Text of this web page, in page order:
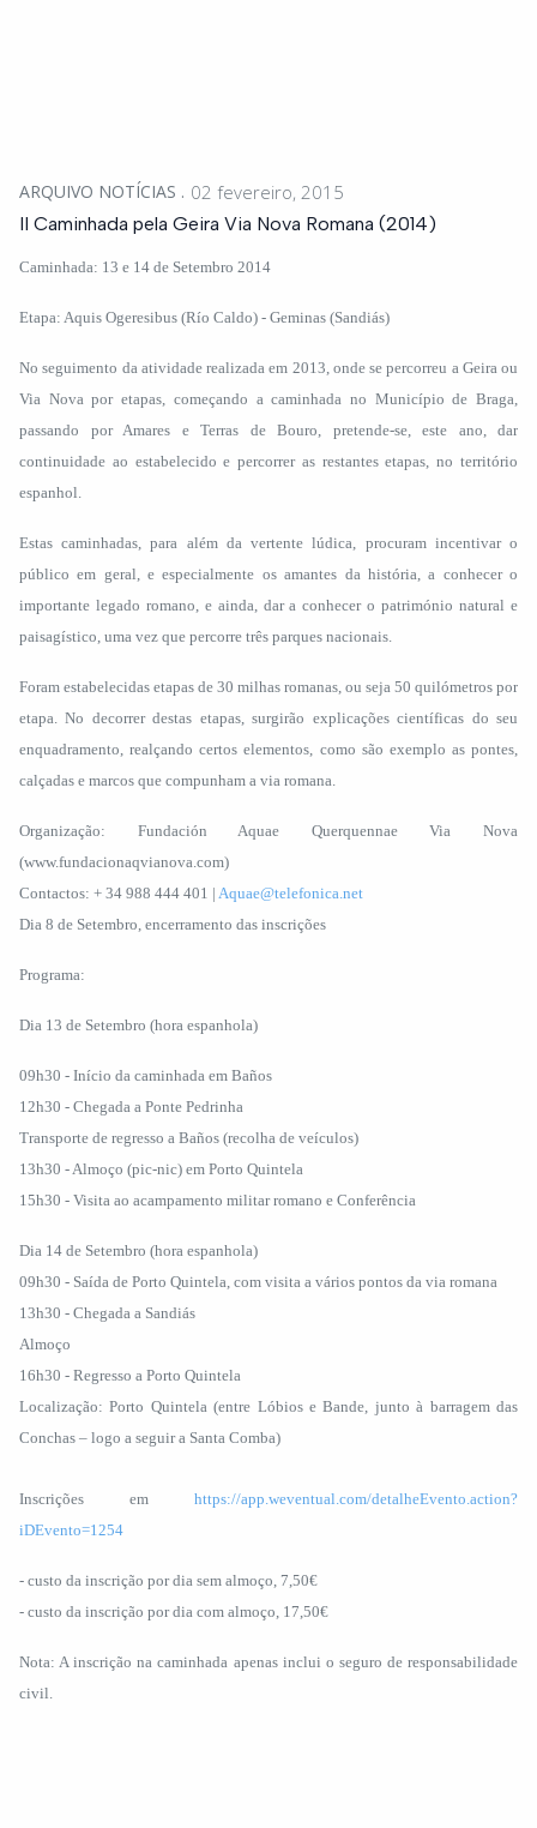
ARQUIVO NOTÍCIAS 02 fevereiro, 2015
II Caminhada pela Geira Via Nova Romana (2014)
Caminhada: 13 e 14 de Setembro 2014
Etapa: Aquis Ogeresibus (Río Caldo) - Geminas (Sandiás)
No seguimento da atividade realizada em 2013, onde se percorreu a Geira ou
Via Nova por etapas, começando a caminhada no Município de Braga,
passando por Amares e Terras de Bouro, pretende-se, este ano, dar
continuidade ao estabelecido e percorrer as restantes etapas, no território
espanhol.
Estas caminhadas, para além da vertente lúdica, procuram incentivar o
público em geral, e especialmente os amantes da história, a conhecer o
importante legado romano, e ainda, dar a conhecer o património natural e
paisagístico, uma vez que percorre três parques nacionais.
Foram estabelecidas etapas de 30 milhas romanas, ou seja 50 quilómetros por
etapa. No decorrer destas etapas, surgirão explicações científicas do seu
enquadramento, realçando certos elementos, como são exemplo as pontes,
calçadas e marcos que compunham a via romana.
Organização: Fundación Aquae Querquennae Via Nova
(www.fundacionaqvianova.com)
Contactos: + 34 988 444 401 | Aquae@telefonica.net
Dia 8 de Setembro, encerramento das inscrições
Programa:
Dia 13 de Setembro (hora espanhola)
09h30 - Início da caminhada em Baños
12h30 - Chegada a Ponte Pedrinha
Transporte de regresso a Baños (recolha de veículos)
13h30 - Almoço (pic-nic) em Porto Quintela
15h30 - Visita ao acampamento militar romano e Conferência
Dia 14 de Setembro (hora espanhola)
09h30 - Saída de Porto Quintela, com visita a vários pontos da via romana
13h30 - Chegada a Sandiás
Almoço
16h30 - Regresso a Porto Quintela
Localização: Porto Quintela (entre Lóbios e Bande, junto à barragem das
Conchas – logo a seguir a Santa Comba)
Inscrições em https://app.weventual.com/detalheEvento.action?
iDEvento=1254
- custo da inscrição por dia sem almoço, 7,50€
- custo da inscrição por dia com almoço, 17,50€
Nota: A inscrição na caminhada apenas inclui o seguro de responsabilidade
civil.